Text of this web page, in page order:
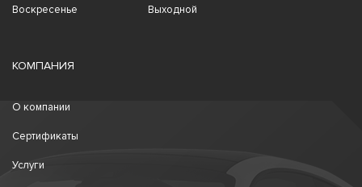
Воскресенье Выходной
КОМПАНИЯ
О компании
Сертификаты
Услуги